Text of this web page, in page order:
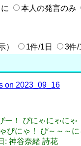
本人の発言のみ
） 1件/1日 3件/
on 2023_09_16
！ ぴにゃにゃに
ぴにゃ！ ぴ～～～
: 神谷奈緒 詩花